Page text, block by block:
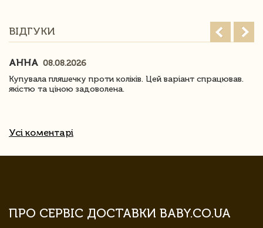
ВІДГУКИ
АННА 08.08.2026
Купувала пляшечку проти коліків. Цей варіант спрацював.
якістю та ціною задоволена.
Усі коментарі
ПРО СЕРВІС ДОСТАВКИ BABY.CO.UA